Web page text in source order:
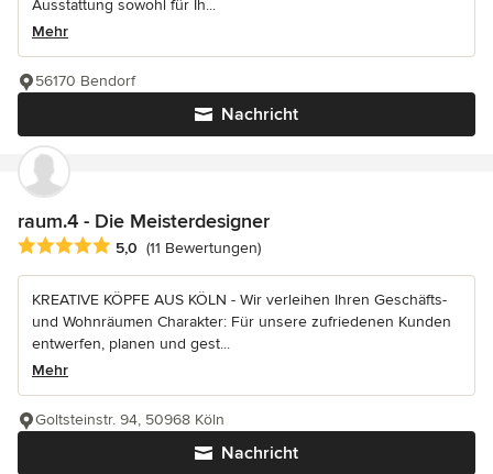
Ausstattung sowohl für Ih...
Mehr
Nachricht
56170 Bendorf
raum.4 - Die Meisterdesigner
Durchschnittliche Bewertung: 5 von 5 Sternen
5,0 (11 Bewertungen)
KREATIVE KÖPFE AUS KÖLN - Wir verleihen Ihren Geschäfts-
und Wohnräumen Charakter: Für unsere zufriedenen Kunden
entwerfen, planen und gest...
Mehr
Nachricht
Goltsteinstr. 94, 50968 Köln